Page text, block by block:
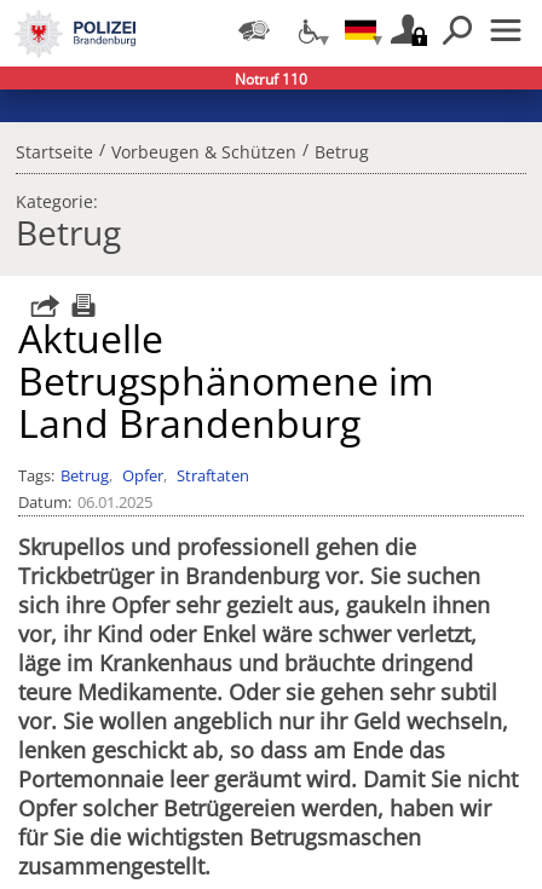
Startseite / Vorbeugen & Schützen / Betrug
Kategorie:
Betrug
Aktuelle
Betrugsphänomene im
Land Brandenburg
Tags Betrug Opfer
Straftaten
Datum 06.01.2025
Skrupellos und professionell gehen die
Trickbetrüger in Brandenburg vor. Sie suchen
sich ihre Opfer sehr gezielt aus, gaukeln ihnen
vor, ihr Kind oder Enkel wäre schwer verletzt,
läge im Krankenhaus und bräuchte dringend
teure Medikamente. Oder sie gehen sehr subtil
vor. Sie wollen angeblich nur ihr Geld wechseln,
lenken geschickt ab, so dass am Ende das
Portemonnaie leer geräumt wird. Damit Sie nicht
Opfer solcher Betrügereien werden, haben wir
für Sie die wichtigsten Betrugsmaschen
zusammengestellt.
Notruf 110